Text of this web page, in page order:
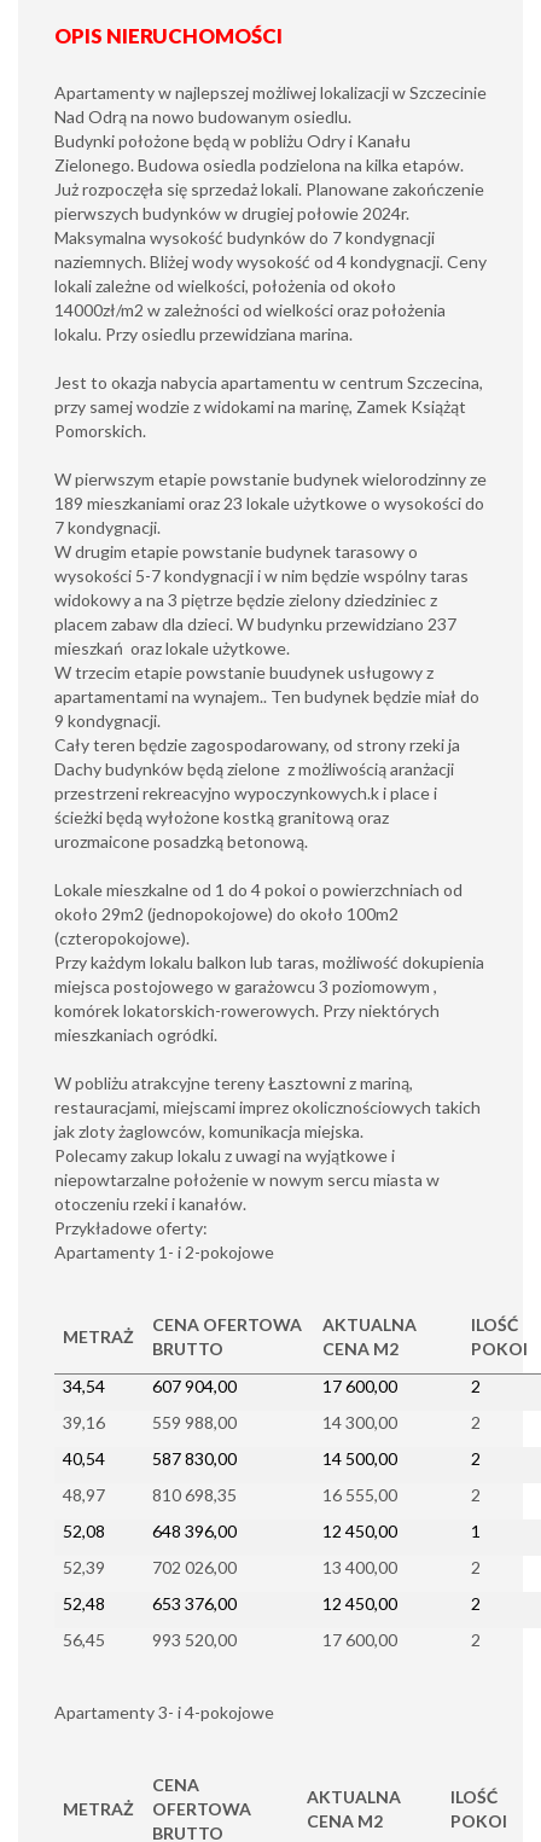
OPIS NIERUCHOMOŚCI
Apartamenty w najlepszej możliwej lokalizacji w Szczecinie
Nad Odrą na nowo budowanym osiedlu.
Budynki położone będą w pobliżu Odry i Kanału
Zielonego. Budowa osiedla podzielona na kilka etapów.
Już rozpoczęła się sprzedaż lokali. Planowane zakończenie
pierwszych budynków w drugiej połowie 2024r.
Maksymalna wysokość budynków do 7 kondygnacji
naziemnych. Bliżej wody wysokość od 4 kondygnacji. Ceny
lokali zależne od wielkości, położenia od około
14000zł/m2 w zależności od wielkości oraz położenia
lokalu. Przy osiedlu przewidziana marina.
Jest to okazja nabycia apartamentu w centrum Szczecina,
przy samej wodzie z widokami na marinę, Zamek Książąt
Pomorskich.
W pierwszym etapie powstanie budynek wielorodzinny ze
189 mieszkaniami oraz 23 lokale użytkowe o wysokości do
7 kondygnacji.
W drugim etapie powstanie budynek tarasowy o
wysokości 5-7 kondygnacji i w nim będzie wspólny taras
widokowy a na 3 piętrze będzie zielony dziedziniec z
placem zabaw dla dzieci. W budynku przewidziano 237
mieszkań oraz lokale użytkowe.
W trzecim etapie powstanie buudynek usługowy z
apartamentami na wynajem.. Ten budynek będzie miał do
9 kondygnacji.
Cały teren będzie zagospodarowany, od strony rzeki ja
Dachy budynków będą zielone z możliwością aranżacji
przestrzeni rekreacyjno wypoczynkowych.k i place i
ścieżki będą wyłożone kostką granitową oraz
urozmaicone posadzką betonową.
Lokale mieszkalne od 1 do 4 pokoi o powierzchniach od
około 29m2 (jednopokojowe) do około 100m2
(czteropokojowe).
Przy każdym lokalu balkon lub taras, możliwość dokupienia
miejsca postojowego w garażowcu 3 poziomowym ,
komórek lokatorskich-rowerowych. Przy niektórych
mieszkaniach ogródki.
W pobliżu atrakcyjne tereny Łasztowni z mariną,
restauracjami, miejscami imprez okolicznościowych takich
jak zloty żaglowców, komunikacja miejska.
Polecamy zakup lokalu z uwagi na wyjątkowe i
niepowtarzalne położenie w nowym sercu miasta w
otoczeniu rzeki i kanałów.
Przykładowe oferty:
Apartamenty 1- i 2-pokojowe
METRAŻ
CENA OFERTOWA
BRUTTO
AKTUALNA
CENA M2
ILOŚĆ
POKOI
34,54
607 904,00 17 600,00
2
39,16
559 988,00 14 300,00
2
40,54
587 830,00 14 500,00
2
48,97
810 698,35 16 555,00
2
52,08
648 396,00 12 450,00
1
52,39
702 026,00 13 400,00
2
52,48
653 376,00 12 450,00
2
56,45
993 520,00 17 600,00 2
Apartamenty 3- i 4-pokojowe
METRAŻ
CENA
OFERTOWA
BRUTTO
AKTUALNA
CENA M2
ILOŚĆ
POKOI